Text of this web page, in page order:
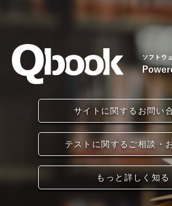
サイトに関するお問い
テストに関するご相談・
もっと詳しく知る